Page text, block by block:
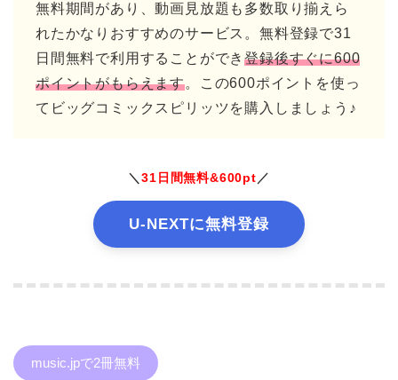
無料期間があり、動画見放題も多数取り揃えら
れたかなりおすすめのサービス。無料登録で31
日間無料で利用することができ登録後すぐに600
ポイントがもらえます。この600ポイントを使っ
てビッグコミックスピリッツを購入しましょう♪
＼31日間無料&600pt ／
U-NEXTに無料登録
music.jpで2冊無料